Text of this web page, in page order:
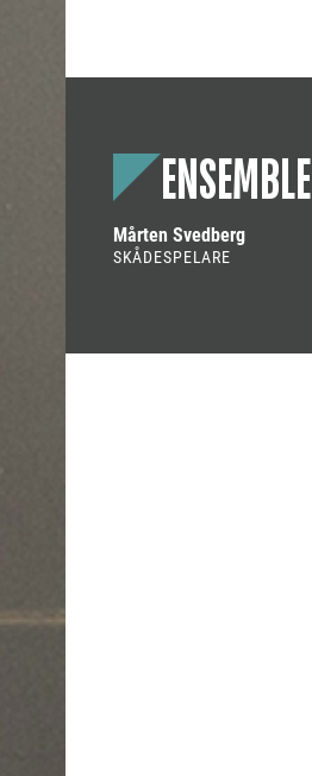
ENSEMBLE
Mårten Svedberg
SKÅDESPELARE